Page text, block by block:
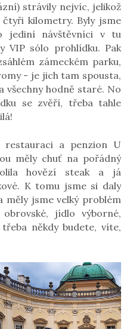
strávily nejvíc, jelikož
kilometry. Byly jsme
jediní návštěvníci v tu
VIP sólo prohlídku. Pak
zámeckém parku,
- je jich tam spousta,
všechny hodně staré. No
se zvěří, třeba tahle
a penzion U
měly chuť na pořádný
hovězí steak a já
K tomu jsme si daly
měly jsme velký problém
jídlo výborné,
někdy budete, víte,